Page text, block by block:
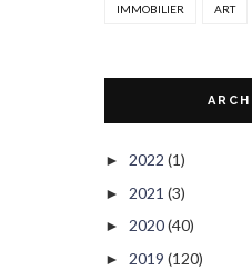
IMMOBILIER ART
► 2022 (1)
► 2021 (3)
► 2020(40)
► 2019 (120)